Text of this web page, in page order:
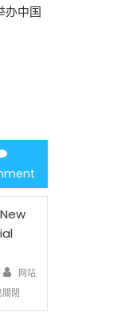
办中国
网站
閉